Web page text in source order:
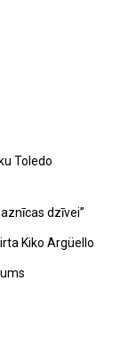
Toledo
dzīvei”
Kiko Argüello